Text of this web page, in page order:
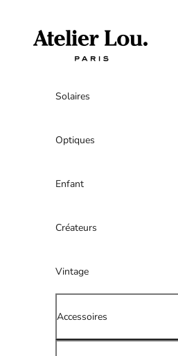
atelierlouparis
Solaires
Optiques
Enfant
Créateurs
Vintage
Accessoires